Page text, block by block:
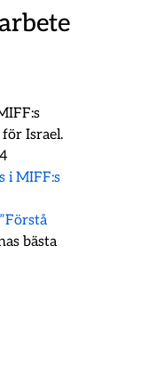
Israel.
i MIFF:s
bästa